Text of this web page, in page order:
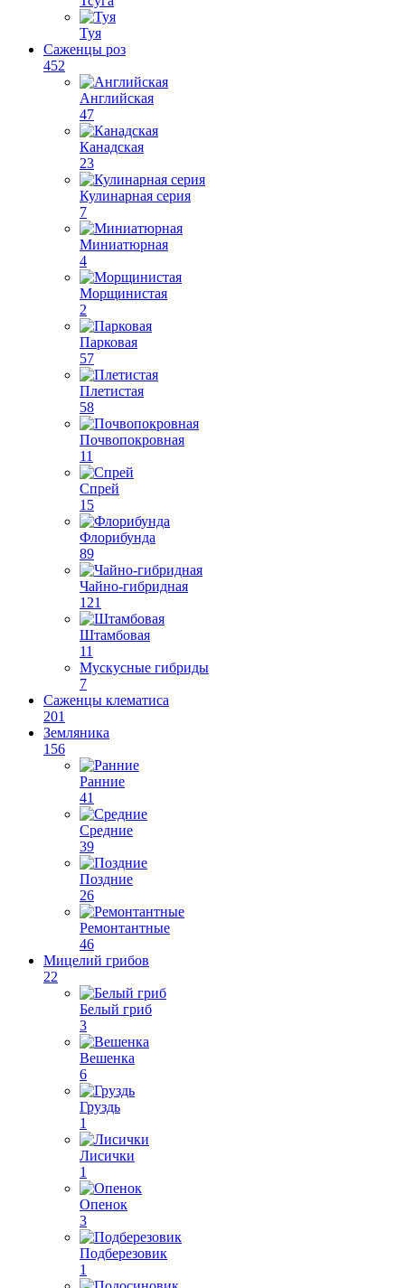
Туя
Саженцы роз
452
Английская
47
Канадская
23
Кулинарная серия
7
Миниатюрная
4
Морщинистая
2
Парковая
57
Плетистая
58
Почвопокровная
11
Спрей
15
Флорибунда
89
Чайно-гибридная
121
Штамбовая
11
Мускусные гибриды
7
Саженцы клематиса
201
Земляника
156
Ранние
41
Средние
39
Поздние
26
Ремонтантные
46
Мицелий грибов
22
Белый гриб
3
Вешенка
6
Груздь
1
Лисички
1
Опенок
3
Подберезовик
1